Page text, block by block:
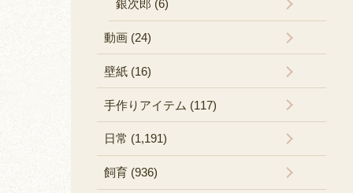
銀次郎 (6)
動画 (24)
壁紙 (16)
手作りアイテム (117)
日常 (1,191)
飼育 (936)